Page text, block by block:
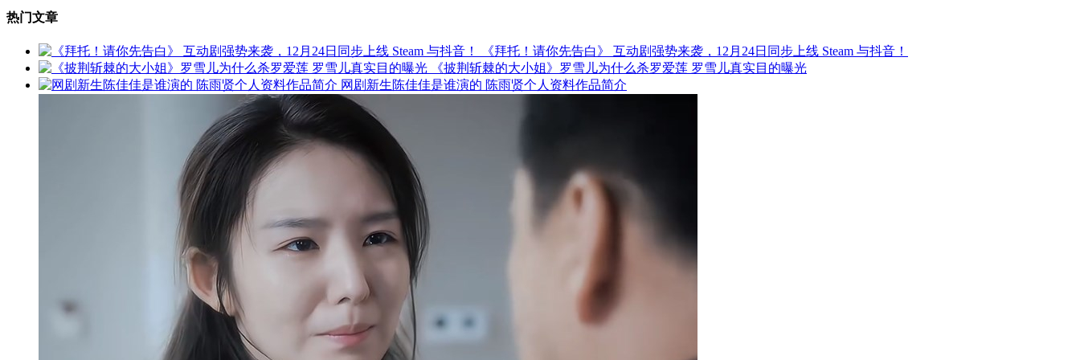
热门文章
《拜托！请你先告白》 互动剧强势来袭，12月24日同步上线 Steam 与抖音！
《披荆斩棘的大小姐》罗雪儿为什么杀罗爱莲 罗雪儿真实目的曝光
网剧新生陈佳佳是谁演的 陈雨贤个人资料作品简介